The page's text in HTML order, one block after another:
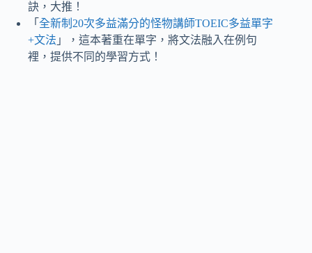
訣，大推！
「 全新制20次多益滿分的怪物講師TOEIC多益單字
+文法 」，這本著重在單字，將文法融入在例句
裡，提供不同的學習方式！